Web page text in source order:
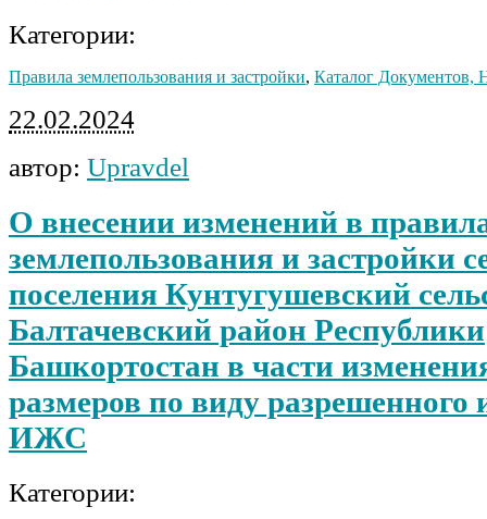
Категории:
Правила землепользования и застройки, Каталог
22.02.2024
автор: Upravdel
О внесении изменений в
землепользования и застройки
поселения Кунтугушевский
Балтачевский район Республики
Башкортостан в части
размеров по виду разрешенного
ИЖС
Категории: